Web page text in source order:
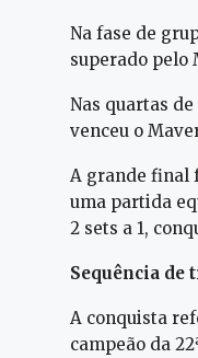
Na fase de
superado pelo
Nas quartas
venceu o
A grande final
uma partida
2 sets a 1,
Sequência de
A conquista
campeão da